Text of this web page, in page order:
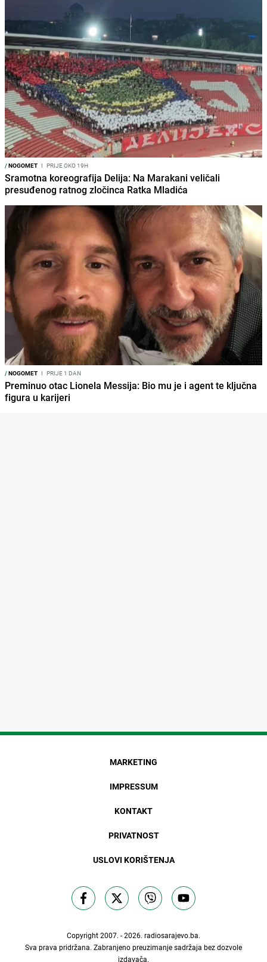
/NOGOMET I PRIJE OKO 19H
Sramotna koreografija Delija: Na Marakani veličali
presuđenog ratnog zločinca Ratka Mladića
/NOGOMET I PRIJE 1 DAN
Preminuo otac Lionela Messija: Bio mu je i agent te ključna
figura u karijeri
MARKETING
IMPRESSUM
KONTAKT
PRIVATNOST
USLOVI KORIŠTENJA
Copyright 2007. - 2026. radiosarajevo.ba.
Sva prava pridržana. Zabranjeno preuzimanje sadržaja bez dozvole
izdavača.